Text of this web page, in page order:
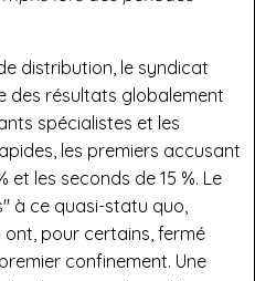
distribution, le syndicat
des résultats globalement
spécialistes et les
les premiers accusant
et les seconds de 15 %. Le
à ce quasi-statu quo,
pour certains, fermé
confinement. Une